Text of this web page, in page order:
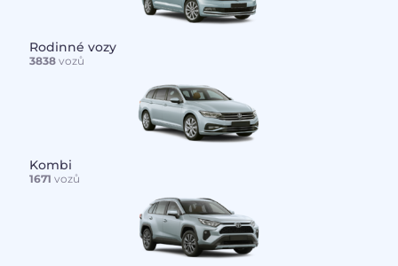
Rodinné vozy
3838vozů
Kombi
1671 vozů